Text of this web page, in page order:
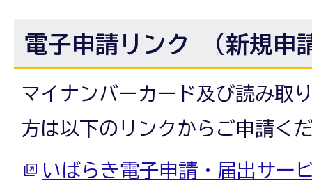
電子申請リンク （新規申
マイナンバーカード及び読み取
方は以下のリンクからご申請く
いばらき電子申請・届出サー